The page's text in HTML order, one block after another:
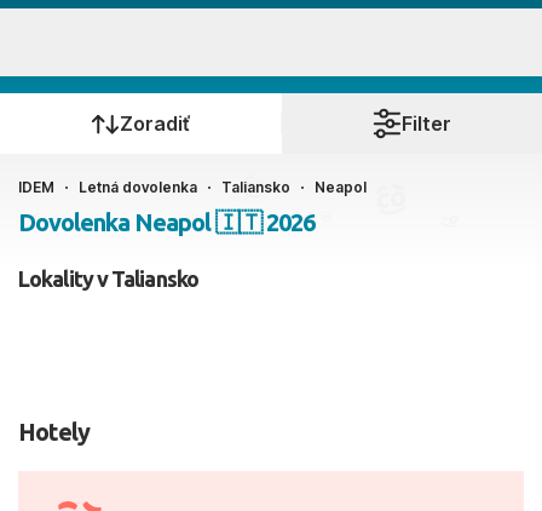
Kedy cestujete?
Ako cestujete?
2 dospelí, 0 deti
Zoradiť Filter
IDEM Letná dovolenka Taliansko Neapol
Dovolenka Neapol 🇮🇹 2026
Lokality v Taliansko
Hotely